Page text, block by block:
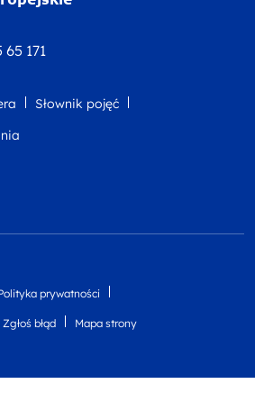
65 171
Słownik pojęć
prywatności
Zgłoś błąd Mapa strony